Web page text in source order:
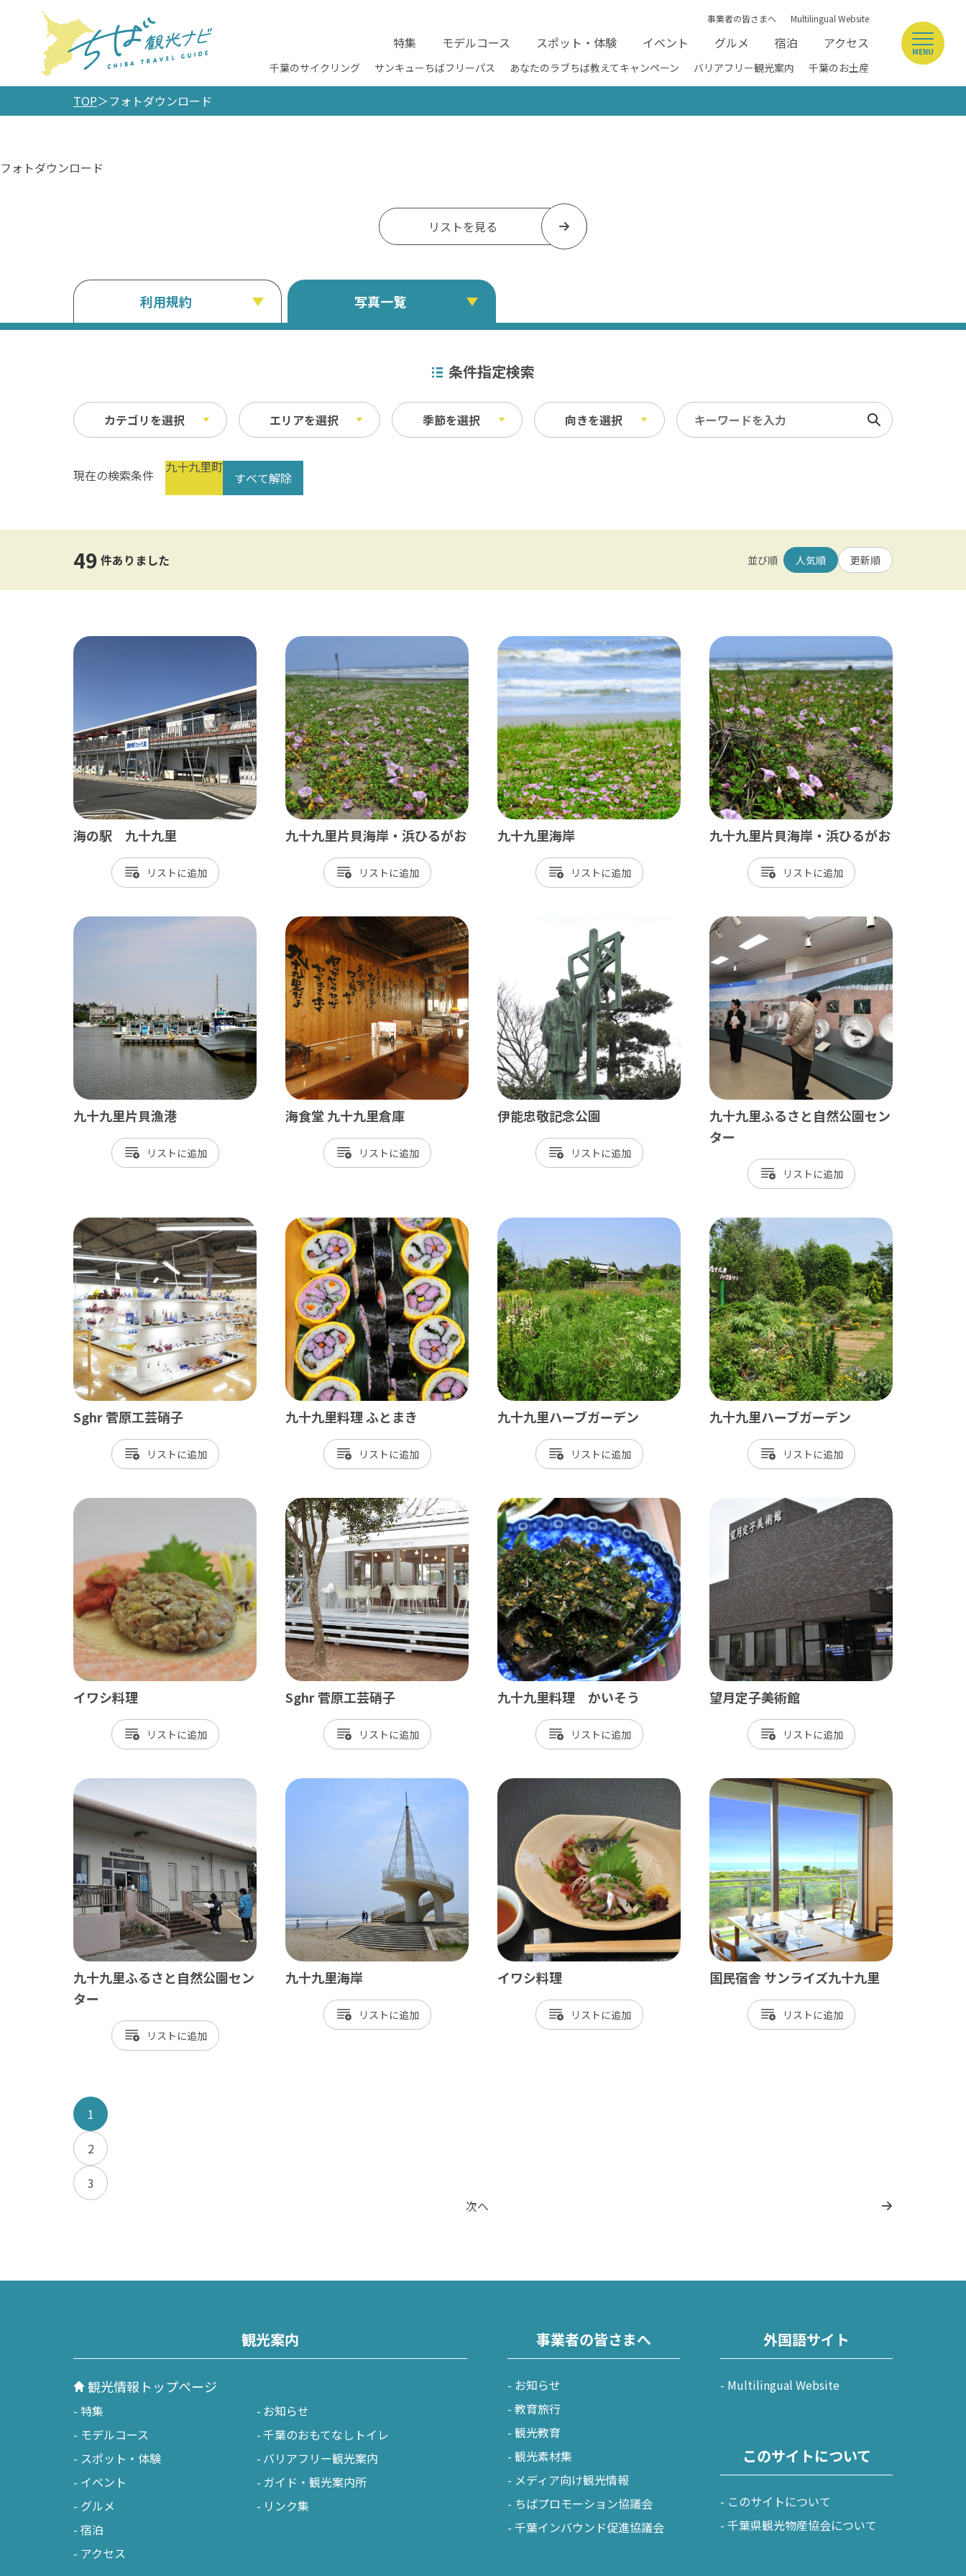
事業者の皆さまへ Multilingual Website
特集 モデルコース スポット・体験 イベント グルメ 宿泊 アクセス
千葉のサイクリング サンキューちばフリーパス あなたのラブちば教えてキャンペーン バリアフリー観光案内 千葉のお土産
MENU
TOP フォトダウンロード
フォトダウンロード
リストを見る
利用規約 写真一覧
条件指定検索
カテゴリを選択 エリアを選択 季節を選択 向きを選択 検索
祭り・イベント 自然
公共の施設
北総
小江戸佐原 / 佐倉ふるさと広場 / 成田山新勝寺 / 銚子（犬吠埼）
九十九里
九十九里浜 / 釣ヶ崎海岸（サーフィン） / 白子温泉 / 茂原 / 御宿
南房総
大山千枚田 / 鴨川シーワールド / 勝浦 / 岡本桟橋 / 館山 / いすみ鉄道
木更津 / 海ほたるPA / 東京ドイツ村 / 富津 / 鋸山 / マザー牧場 / 小湊鐡道
千葉市
市川市
船橋市
習志野市
八千代市
浦安市
東葛飾
松戸市
野田市
柏市
流山市
我孫子市
鎌ケ谷市
北総
銚子市
成田市
佐倉市
八街市
印西市
白井市
香取市
酒々井町
栄町
神崎町
多古町
東庄町
芝山町
九十九里
茂原市
東金市
旭市
匝瑳市
山武市
九十九里町
横芝光町
一宮町
睦沢町
長生村
白子町
長柄町
長南町
南房総
館山市
いすみ市
大多喜町
御宿町
鋸南町
かずさ・臨海
木更津市
富津市
袖ケ浦市
市原市
春 夏
縦 横
現在の検索条件 九十九里町
すべて解除
49 件ありました 並び順 人気順 更新順
海の駅 九十九里
リスト
九十九里片貝海岸・浜ひるがお
リスト
九十九里海岸
リスト
九十九里片貝海岸・浜ひるがお
リスト
九十九里片貝漁港
リスト
海食堂 九十九里倉庫
リスト
伊能忠敬記念公園
リスト
九十九里ふるさと自然公園セン
ター
リスト
Sghr 菅原工芸硝子
リスト
九十九里料理 ふとまき
リスト
九十九里ハーブガーデン
リスト
九十九里ハーブガーデン
リスト
イワシ料理
リスト
Sghr 菅原工芸硝子
リスト
九十九里料理 かいそう
リスト
望月定子美術館
リスト
九十九里ふるさと自然公園セン
ター
リスト
九十九里海岸
リスト
イワシ料理
リスト
国民宿舎 サンライズ九十九里
リスト
1
2
3
次へ
観光案内
観光情報トップページ
特集
モデルコース
スポット・体験
イベント
グルメ
宿泊
アクセス
お知らせ
千葉のおもてなしトイレ
バリアフリー観光案内
ガイド・観光案内所
リンク集
事業者の皆さまへ
お知らせ
教育旅行
観光教育
観光素材集
メディア向け観光情報
ちばプロモーション協議会
千葉インバウンド促進協議会
外国語サイト
Multilingual Website
このサイトについて
このサイトについて
千葉県観光物産協会について